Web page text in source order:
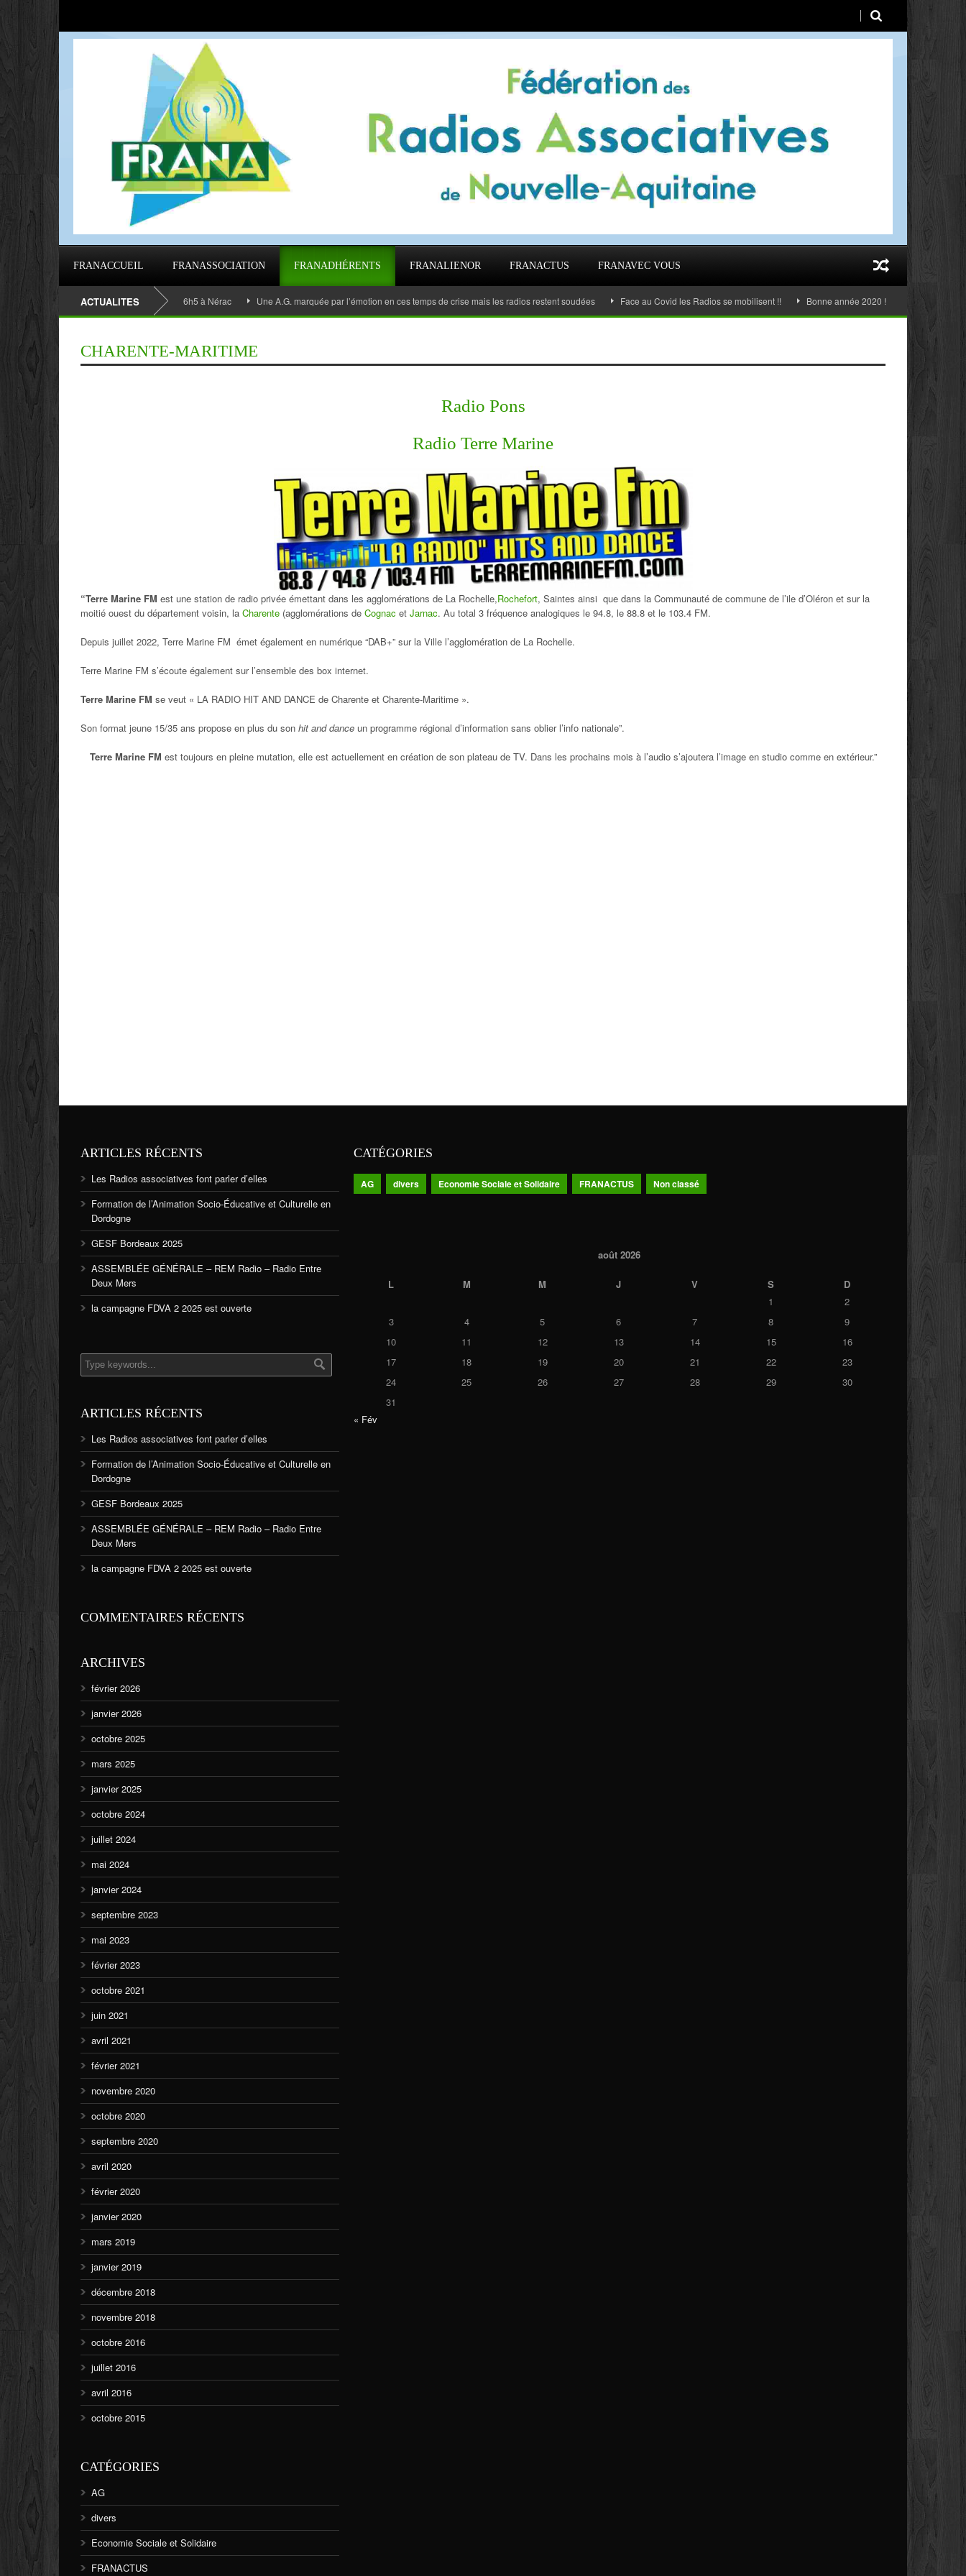
FRANACCUEIL FRANASSOCIATION FRANADHÉRENTS FRANALIENOR FRANACTUS FRANAVEC VOUS
ACTUALITES
GÉNÉRALE 2023 de 9h40 à 16h5 à Nérac Une A.G. marquée par l’émotion en ces temps de crise mais les radios restent soudées Face au Covid les Radios se mobilisent !! Bonne année 2020 ! AG 2019 Taussat
CHARENTE-MARITIME
Radio Pons
Radio Terre Marine
“Terre Marine FM est une station de radio privée émettant dans les agglomérations de La Rochelle,Rochefort, Saintes ainsi que dans la Communauté de commune de l’ile d’Oléron et sur la
moitié ouest du département voisin, la Charente (agglomérations de Cognac et Jarnac. Au total 3 fréquence analogiques le 94.8, le 88.8 et le 103.4 FM.
Depuis juillet 2022, Terre Marine FM émet également en numérique “DAB+” sur la Ville l’agglomération de La Rochelle.
Terre Marine FM s’écoute également sur l’ensemble des box internet.
Terre Marine FM se veut « LA RADIO HIT AND DANCE de Charente et Charente-Maritime ».
Son format jeune 15/35 ans propose en plus du son hit and dance un programme régional d’information sans oblier l’info nationale”.
Terre Marine FM est toujours en pleine mutation, elle est actuellement en création de son plateau de TV. Dans les prochains mois à l’audio s’ajoutera l’image en studio comme en extérieur.”
ARTICLES RÉCENTS
Les Radios associatives font parler d’elles
Formation de l’Animation Socio-Éducative et Culturelle en
Dordogne
GESF Bordeaux 2025
ASSEMBLÉE GÉNÉRALE – REM Radio – Radio Entre
Deux Mers
la campagne FDVA 2 2025 est ouverte
ARTICLES RÉCENTS
Les Radios associatives font parler d’elles
Formation de l’Animation Socio-Éducative et Culturelle en
Dordogne
GESF Bordeaux 2025
ASSEMBLÉE GÉNÉRALE – REM Radio – Radio Entre
Deux Mers
la campagne FDVA 2 2025 est ouverte
COMMENTAIRES RÉCENTS
ARCHIVES
février 2026
janvier 2026
octobre 2025
mars 2025
janvier 2025
octobre 2024
juillet 2024
mai 2024
janvier 2024
septembre 2023
mai 2023
février 2023
octobre 2021
juin 2021
avril 2021
février 2021
novembre 2020
octobre 2020
septembre 2020
avril 2020
février 2020
janvier 2020
mars 2019
janvier 2019
décembre 2018
novembre 2018
octobre 2016
juillet 2016
avril 2016
octobre 2015
CATÉGORIES
AG
divers
Economie Sociale et Solidaire
FRANACTUS
CATÉGORIES
AG divers Economie Sociale et Solidaire FRANACTUS Non classé
août 2026
L M M J V S
D
1
2
3
4 5 6 7 8
9
10
11 12 13 14 15
16
17
18 19 20 21 22
23
24
25 26 27 28 29
30
31
« Fév